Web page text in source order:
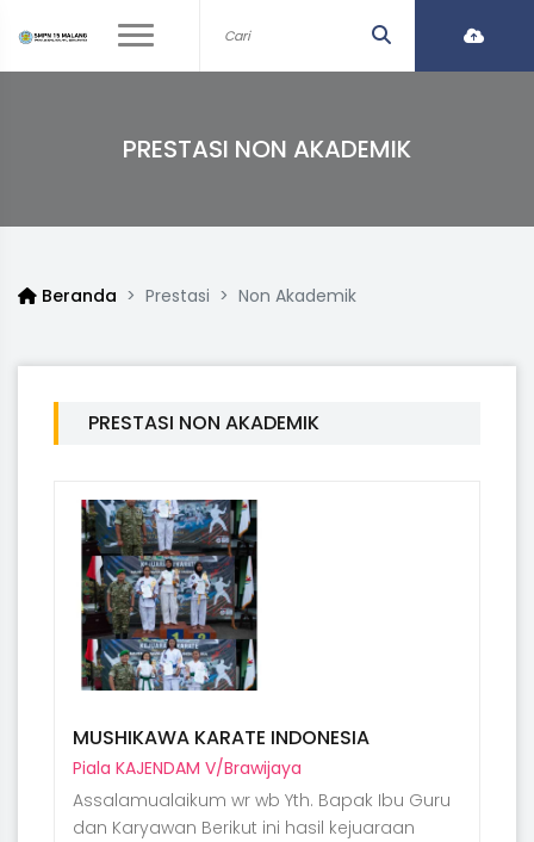
PRESTASI NON AKADEMIK
Beranda Prestasi Non Akademik
PRESTASI NON AKADEMIK
MUSHIKAWA KARATE INDONESIA
Piala KAJENDAM V/Brawijaya
Assalamualaikum wr wb Yth. Bapak Ibu Guru
dan Karyawan Berikut ini hasil kejuaraan